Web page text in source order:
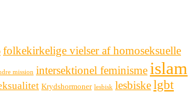
folkekirkelige vielser af homoseksuelle
mission intersektionel feminisme islam
Krydshormoner lesbisk lesbiskelgbt